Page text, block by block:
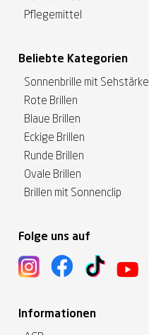
Pflegemittel
Beliebte Kategorien
Sonnenbrille mit Sehstärke
Rote Brillen
Blaue Brillen
Eckige Brillen
Runde Brillen
Ovale Brillen
Brillen mit Sonnenclip
Folge uns auf
Informationen